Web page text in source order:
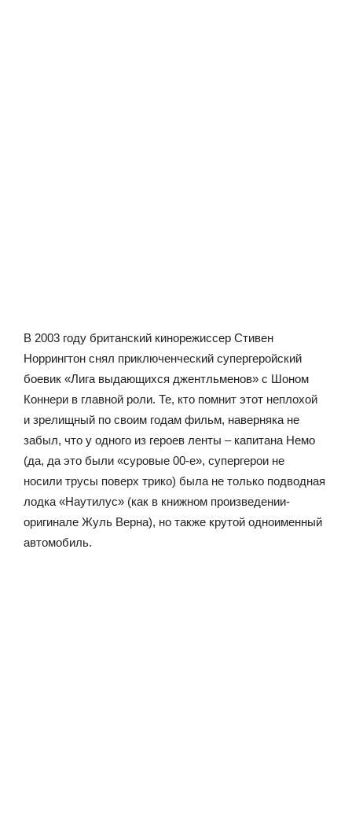
В 2003 году британский кинорежиссер Стивен
Норрингтон снял приключенческий супергеройский
боевик «Лига выдающихся джентльменов» с Шоном
Коннери в главной роли. Те, кто помнит этот неплохой
и зрелищный по своим годам фильм, наверняка не
забыл, что у одного из героев ленты – капитана Немо
(да, да это были «суровые 00-е», супергерои не
носили трусы поверх трико) была не только подводная
лодка «Наутилус» (как в книжном произведении-
оригинале Жуль Верна), но также крутой одноименный
автомобиль.